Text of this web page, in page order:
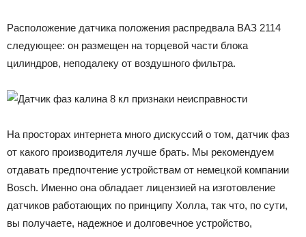
Расположение датчика положения распредвала ВАЗ 2114
следующее: он размещен на торцевой части блока
цилиндров, неподалеку от воздушного фильтра.
На просторах интернета много дискуссий о том, датчик фаз
от какого производителя лучше брать. Мы рекомендуем
отдавать предпочтение устройствам от немецкой компании
Bosch. Именно она обладает лицензией на изготовление
датчиков работающих по принципу Холла, так что, по сути,
вы получаете, надежное и долговечное устройство,